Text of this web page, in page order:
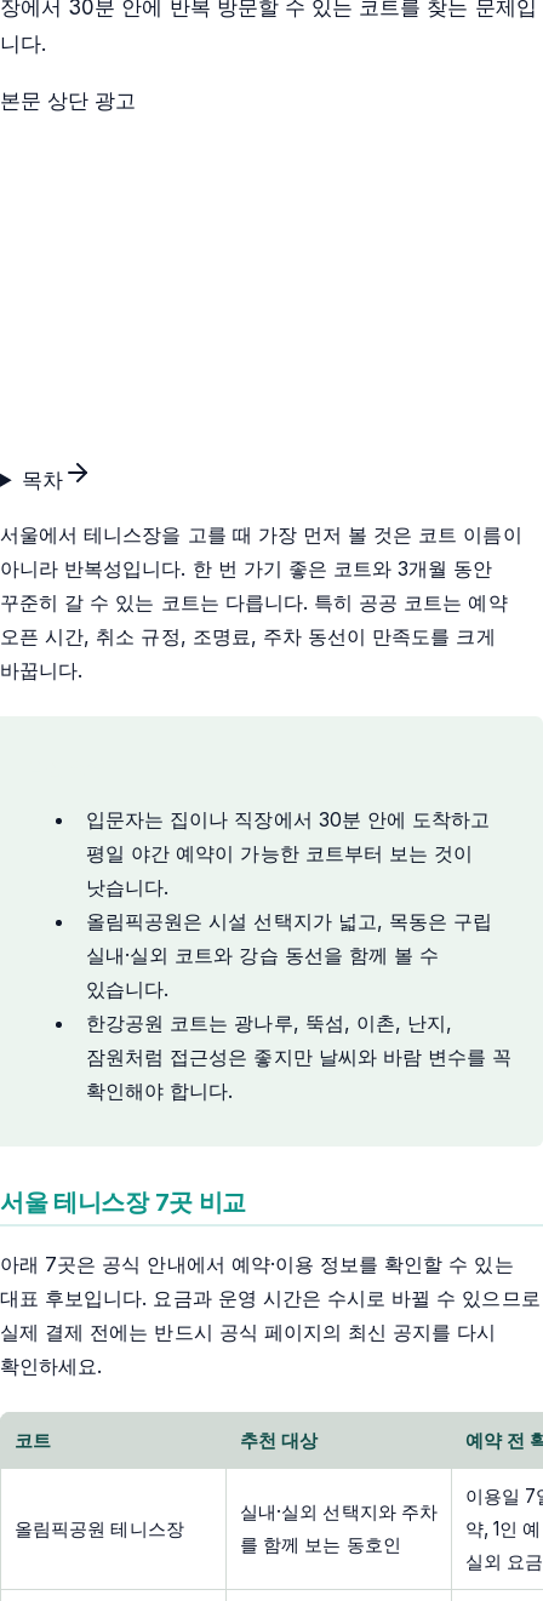
장에서 30분 안에 반복 방문할 수 있는 코트를 찾는 문제입
니다.
본문 상단 광고
목차
서울에서 테니스장을 고를 때 가장 먼저 볼 것은 코트 이름이
아니라 반복성입니다. 한 번 가기 좋은 코트와 3개월 동안
꾸준히 갈 수 있는 코트는 다릅니다. 특히 공공 코트는 예약
오픈 시간, 취소 규정, 조명료, 주차 동선이 만족도를 크게
바꿉니다.
입문자는 집이나 직장에서 30분 안에 도착하고
평일 야간 예약이 가능한 코트부터 보는 것이
낫습니다.
올림픽공원은 시설 선택지가 넓고, 목동은 구립
실내·실외 코트와 강습 동선을 함께 볼 수
있습니다.
한강공원 코트는 광나루, 뚝섬, 이촌, 난지,
잠원처럼 접근성은 좋지만 날씨와 바람 변수를 꼭
확인해야 합니다.
서울 테니스장 7곳 비교
아래 7곳은 공식 안내에서 예약·이용 정보를 확인할 수 있는
대표 후보입니다. 요금과 운영 시간은 수시로 바뀔 수 있으므로
실제 결제 전에는 반드시 공식 페이지의 최신 공지를 다시
확인하세요.
코트 추천 대상 예약 전
올림픽공원 테니스장
실내·실외 선택지와 주차
를 함께 보는 동호인
이용일 7
약, 1인
실외 요